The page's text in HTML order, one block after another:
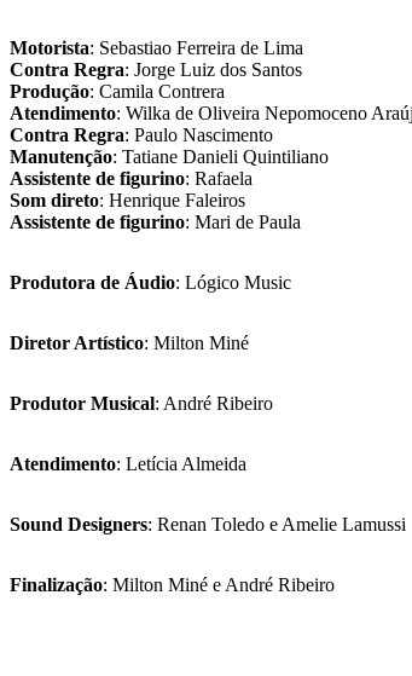
Motorista: Sebastiao Ferreira de Lima
Contra Regra: Jorge Luiz dos Santos
Produção: Camila Contrera
Atendimento: Wilka de Oliveira Nepomoceno
Contra Regra: Paulo Nascimento
Manutenção: Tatiane Danieli Quintiliano
Assistente de figurino: Rafaela
Som direto: Henrique Faleiros
Assistente de figurino: Mari de Paula
Produtora de Áudio: Lógico Music
Diretor Artístico: Milton Miné
Produtor Musical: André Ribeiro
Atendimento: Letícia Almeida
Sound Designers: Renan Toledo e Amelie Lamussi
Finalização: Milton Miné e André Ribeiro